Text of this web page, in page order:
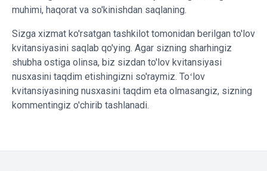
muhimi, haqorat va so'kinishdan saqlaning.
Sizga xizmat ko'rsatgan tashkilot tomonidan berilgan to'lov
kvitansiyasini saqlab qo'ying. Agar sizning sharhingiz
shubha ostiga olinsa, biz sizdan to'lov kvitansiyasi
nusxasini taqdim etishingizni so'raymiz. Toʻlov
kvitansiyasining nusxasini taqdim eta olmasangiz, sizning
kommentingiz o'chirib tashlanadi.